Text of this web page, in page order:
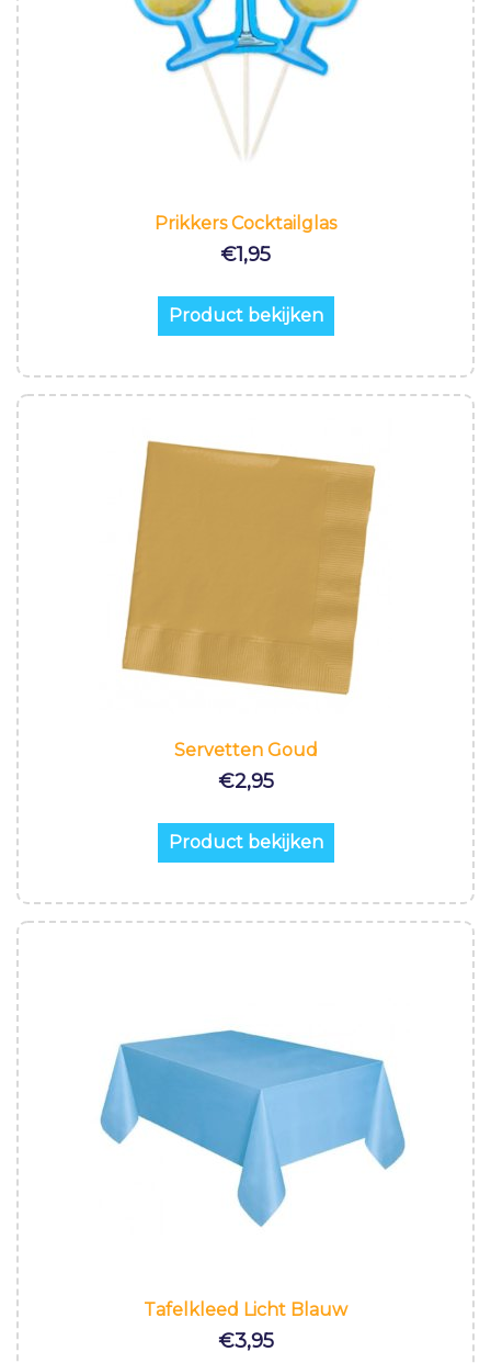
Prikkers Cocktailglas
€1,95
Product bekijken
Servetten Goud
€2,95
Product bekijken
Tafelkleed Licht Blauw
€3,95